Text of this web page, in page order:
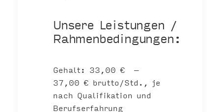
Unsere Leistungen /
Rahmenbedingungen:
Gehalt: 33,00 € –
37,00 € brutto/Std., je
nach Qualifikation und
Berufserfahrung